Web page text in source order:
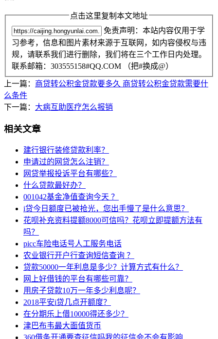
点击这里复制本文地址
免责声明：本站内容仅用于学
习参考，信息和图片素材来源于互联网，如内容侵权与违
规，请联系我们进行删除，我们将在三个工作日内处理。
联系邮箱：303555158#QQ.COM （把#换成@）
上一篇： 商贷转公积金贷款要多久 商贷转公积金贷款需要什
么条件
下一篇： 大病互助医疗怎么报销
相关文章
建行银行装修贷款利率？
申请过的网贷怎么注销？
网贷举报投诉平台有哪些？
什么贷款最好办？
001042基金净值查询今天 ？
i贷今日额度已被抢光，您出手慢了是什么意思？
花呗补充资料提额8000可信吗？花呗立即提额方法有
吗？
picc车险电话号人工服务电话
农业银行开户行查询短信查询 ？
贷款50000一年利息是多少？计算方式有什么？
网上好借钱的平台有哪些可靠？
用房子贷款10万一年多少利息呢？
2018平安i贷几点开额度？
在分期乐上借10000得还多少？
津巴布韦最大面值货币